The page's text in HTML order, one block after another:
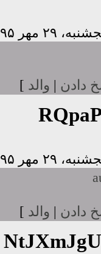
دادن | والد ]
دادن | والد ]